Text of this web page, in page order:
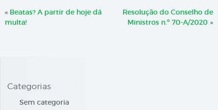
« Beatas? A partir de hoje dá
multa!
Resolução do Conselho de
Ministros n.º 70-A/2020 »
Categorias
Sem categoria